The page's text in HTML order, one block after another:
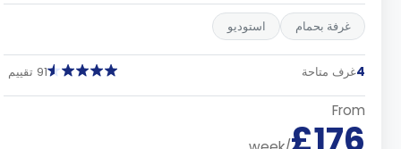
غرفة بحمام استوديو
غرف متاحة 91 تقييم
From